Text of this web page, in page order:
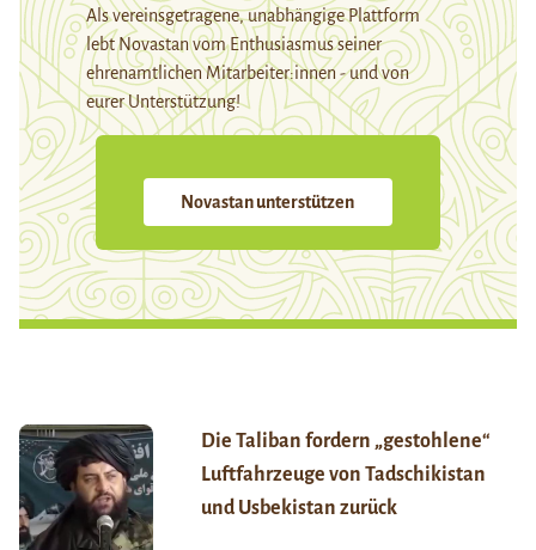
Als vereinsgetragene, unabhängige Plattform
lebt Novastan vom Enthusiasmus seiner
ehrenamtlichen Mitarbeiter:innen - und von
eurer Unterstützung!
Novastan unterstützen
Die Taliban fordern „gestohlene“
Luftfahrzeuge von Tadschikistan
und Usbekistan zurück